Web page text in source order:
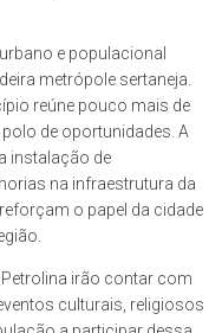
e populacional
metrópole sertaneja.
reúne pouco mais de
de oportunidades. A
instalação de
na infraestrutura da
o papel da cidade
irão contar com
culturais, religiosos